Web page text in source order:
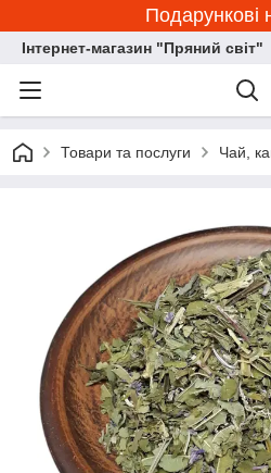
Подарункові
Інтернет-магазин "Пряний світ"
Товари та послуги Чай,